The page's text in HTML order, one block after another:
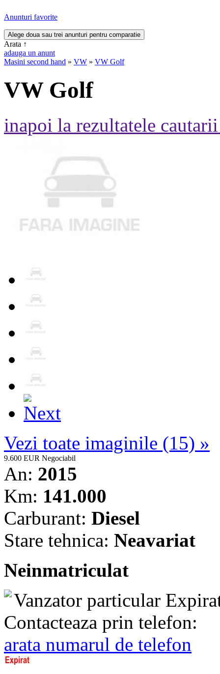
Anunturi favorite
Arata ↑
adauga un anunt
Masini second hand » VW » VW Golf
VW Golf
inapoi la rezultatele
Vezi toate imaginile (15) »
9.600 EUR Negociabil
An: 2015
Km: 141.000
Carburant: Diesel
Stare tehnica: Neavariat
Neinmatriculat
Vanzator particular
Contacteaza prin telefon:
arata numarul de telefon